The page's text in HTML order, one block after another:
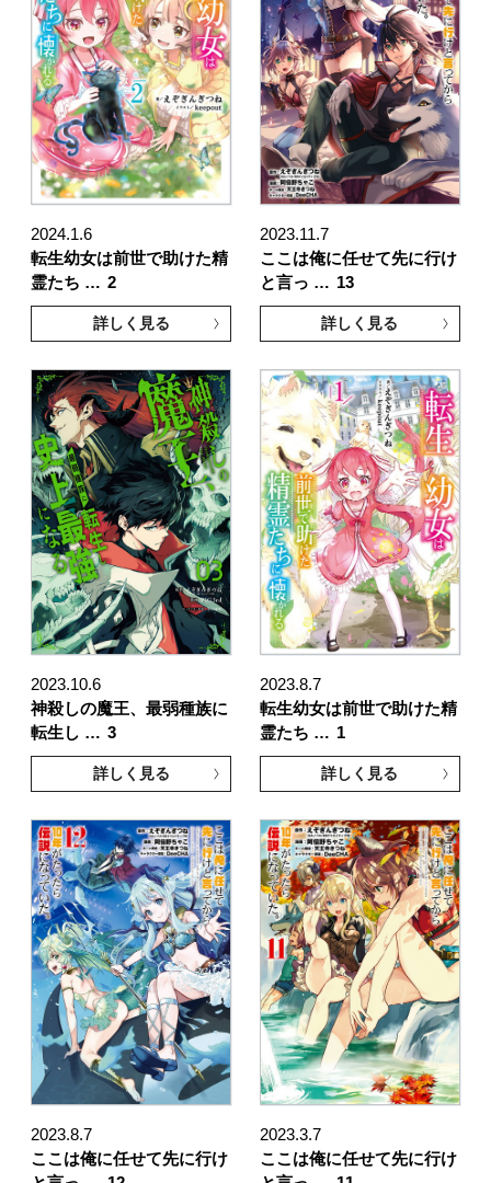
2024.1.6
転生幼女は前世で助けた精
霊たち … 2
詳しく見る
2023.11.7
ここは俺に任せて先に行け
と言っ … 13
詳しく見る
2023.10.6
神殺しの魔王、最弱種族に
転生し … 3
詳しく見る
2023.8.7
転生幼女は前世で助けた精
霊たち … 1
詳しく見る
2023.8.7
ここは俺に任せて先に行け
2023.3.7
ここは俺に任せて先に行け